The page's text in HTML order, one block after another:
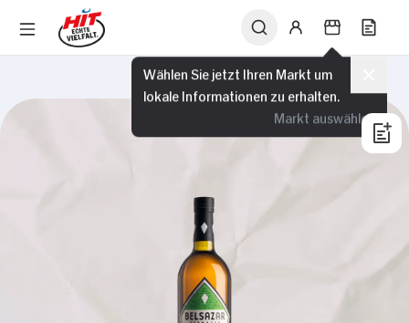
Wählen Sie jetzt Ihren Markt um
lokale Informationen zu erhalten.
Markt auswählen